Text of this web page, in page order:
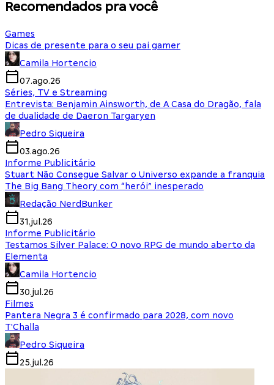
Recomendados pra você
Games
Dicas de presente para o seu pai gamer
Camila Hortencio
07.ago.26
Séries, TV e Streaming
Entrevista: Benjamin Ainsworth, de A Casa do Dragão, fala
de dualidade de Daeron Targaryen
Pedro Siqueira
03.ago.26
Informe Publicitário
Stuart Não Consegue Salvar o Universo expande a franquia
The Big Bang Theory com “herói” inesperado
Redação NerdBunker
31.jul.26
Informe Publicitário
Testamos Silver Palace: O novo RPG de mundo aberto da
Elementa
Camila Hortencio
30.jul.26
Filmes
Pantera Negra 3 é confirmado para 2028, com novo
T'Challa
Pedro Siqueira
25.jul.26